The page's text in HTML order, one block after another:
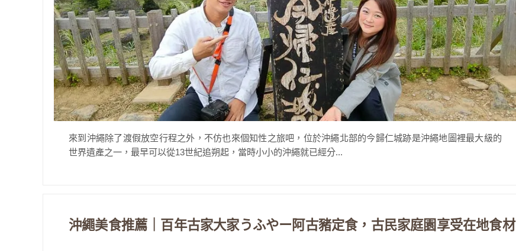
來到沖繩除了渡假放空行程之外，不仿也來個知性之旅吧，位於沖繩北部的今歸仁城跡是沖繩地圖裡最大級的
世界遺產之一，最早可以從13世紀追朔起，當時小小的沖繩就已經分...
沖繩美食推薦｜百年古家大家うふやー阿古豬定食，古民家庭園享受在地食材